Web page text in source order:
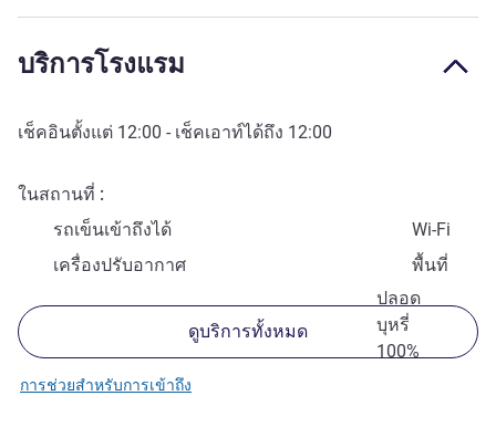
บริการโรงแรม
เช็คอินตั้งแต่ 12:00 - เช็คเอาท์ได้ถึง 12:00
ในสถานที่
รถเข็นเข้าถึงได้
Wi-Fi
เครื่องปรับอากาศ
พื้นที่
ปลอด
บุหรี่
100%
ดูบริการทั้งหมด
การช่วยสำหรับการเข้าถึง